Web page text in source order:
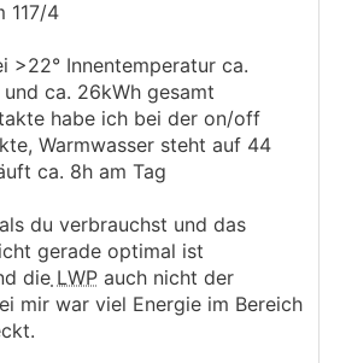
117/4
>22° Innentemperatur ca.
ca. 26kWh gesamt
habe ich bei der on/off
Warmwasser steht auf 44
ca. 8h am Tag
du verbrauchst und das
gerade optimal ist
die LWP auch nicht der
mir war viel Energie im Bereich